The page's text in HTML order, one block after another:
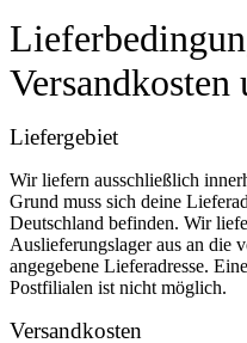
Versandkosten
Liefergebiet
Wir liefern ausschließlich
Grund muss sich deine
Deutschland befinden. Wir
Auslieferungslager aus an die
angegebene Lieferadresse.
Postfilialen ist nicht möglich.
Versandkosten